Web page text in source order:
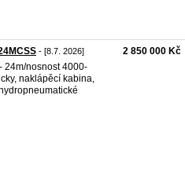
- [8.7. 2026]
24m/nosnost 4000-
naklápěcí kabina,
2 850 000 Kč